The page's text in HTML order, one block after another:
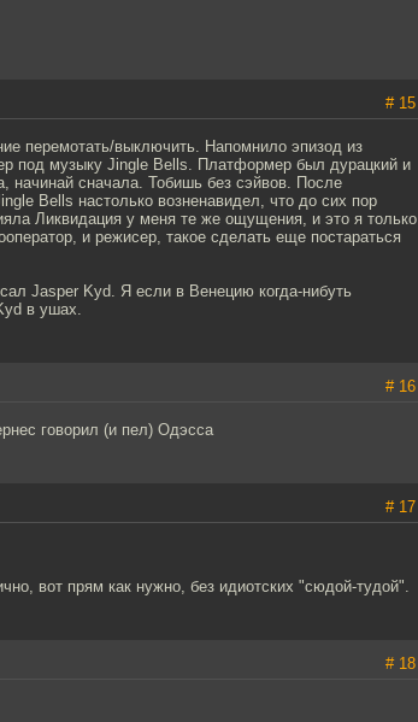
# 15
перемотать/выключить. Напомнило эпизод из
под музыку Jingle Bells. Платформер был дурацкий и
сначала. Тобишь без сэйвов. После
Bells настолько возненавидел, что до сих пор
Ликвидация у меня те же ощущения, и это я только
и режисер, такое сделать еще постараться
Jasper Kyd. Я если в Венецию когда-нибуть
в ушах.
# 16
говорил (и пел) Одэсса
# 17
вот прям как нужно, без идиотских "сюдой-тудой".
# 18